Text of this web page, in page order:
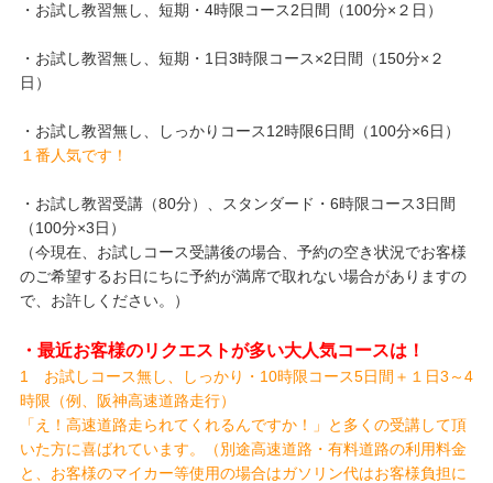
・お試し教習無し、短期・4時限コース2日間（100分×２日）
・お試し教習無し、短期・1日3時限コース×2日間（150分×２
日）
・お試し教習無し、しっかりコース12時限6日間（100分×6日）
１番人気です！
・お試し教習受講（80分）、スタンダード・6時限コース3日間
（100分×3日）
（今現在、お試しコース受講後の場合、予約の空き状況でお客様
のご希望するお日にちに予約が満席で取れない場合がありますの
で、お許しください。）
・最近お客様のリクエストが多い大人気コースは！
1 お試しコース無し、しっかり・10時限コース5日間＋１日3～4
時限（例、阪神高速道路走行）
「え！高速道路走られてくれるんですか！」と多くの受講して頂
いた方に喜ばれています。（別途高速道路・有料道路の利用料金
と、お客様のマイカー等使用の場合はガソリン代はお客様負担に